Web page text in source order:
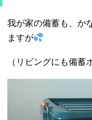
我が家の備蓄も、か
ますが
（リビングにも備蓄